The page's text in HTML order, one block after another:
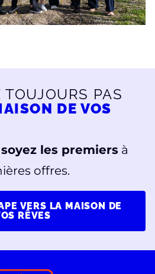
PAS
DE VOS
soyez les premiers à
offres.
VERS LA MAISON DE
RÊVES